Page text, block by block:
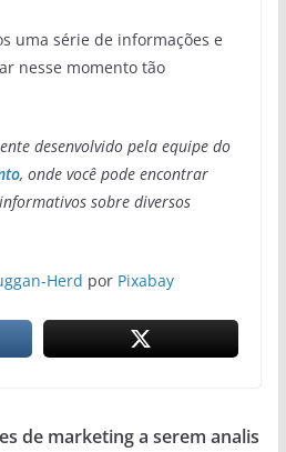
uma série de informações e
nesse momento tão
desenvolvido pela equipe do
, onde você pode encontrar
sobre diversos
Herd por Pixabay
de marketing a serem analis